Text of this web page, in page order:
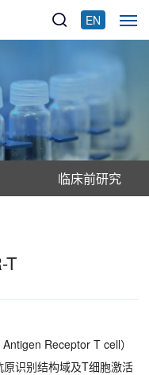
EN
临床前研究
T
Receptor T cell）
识别结构域及T细胞激活